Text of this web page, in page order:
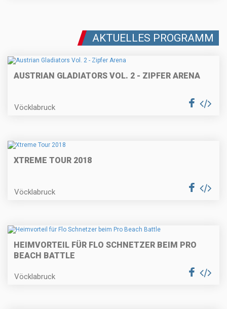
AKTUELLES PROGRAMM
AUSTRIAN GLADIATORS VOL. 2 - ZIPFER ARENA
Vöcklabruck
XTREME TOUR 2018
Vöcklabruck
HEIMVORTEIL FÜR FLO SCHNETZER BEIM PRO
BEACH BATTLE
Vöcklabruck